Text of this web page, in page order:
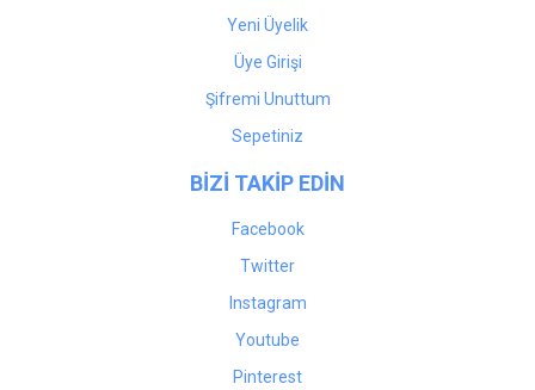
Yeni Üyelik
Üye Girişi
Şifremi Unuttum
Sepetiniz
BİZİ TAKİP EDİN
Facebook
Twitter
Instagram
Youtube
Pinterest